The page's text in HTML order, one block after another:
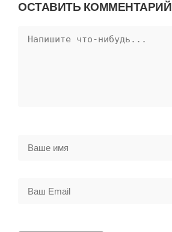
ОСТАВИТЬ КОММЕНТАРИЙ